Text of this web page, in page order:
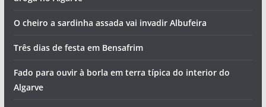
O cheiro a sardinha assada vai invadir Albufeira
Três dias de festa em Bensafrim
Fado para ouvir à borla em terra típica do interior do
Algarve